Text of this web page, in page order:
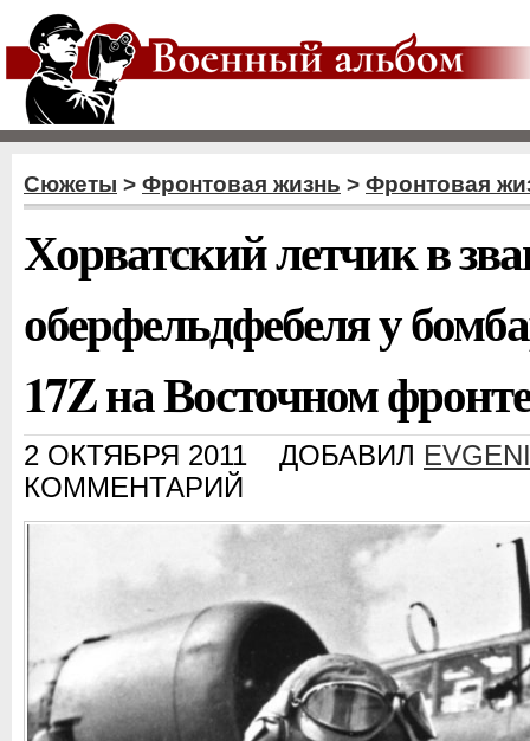
Сюжеты > Фронтовая жизнь > Фронтовая
Хорватский летчик в
оберфельдфебеля у
17Z на Восточном
2 ОКТЯБРЯ 2011 ДОБАВИЛ
КОММЕНТАРИЙ